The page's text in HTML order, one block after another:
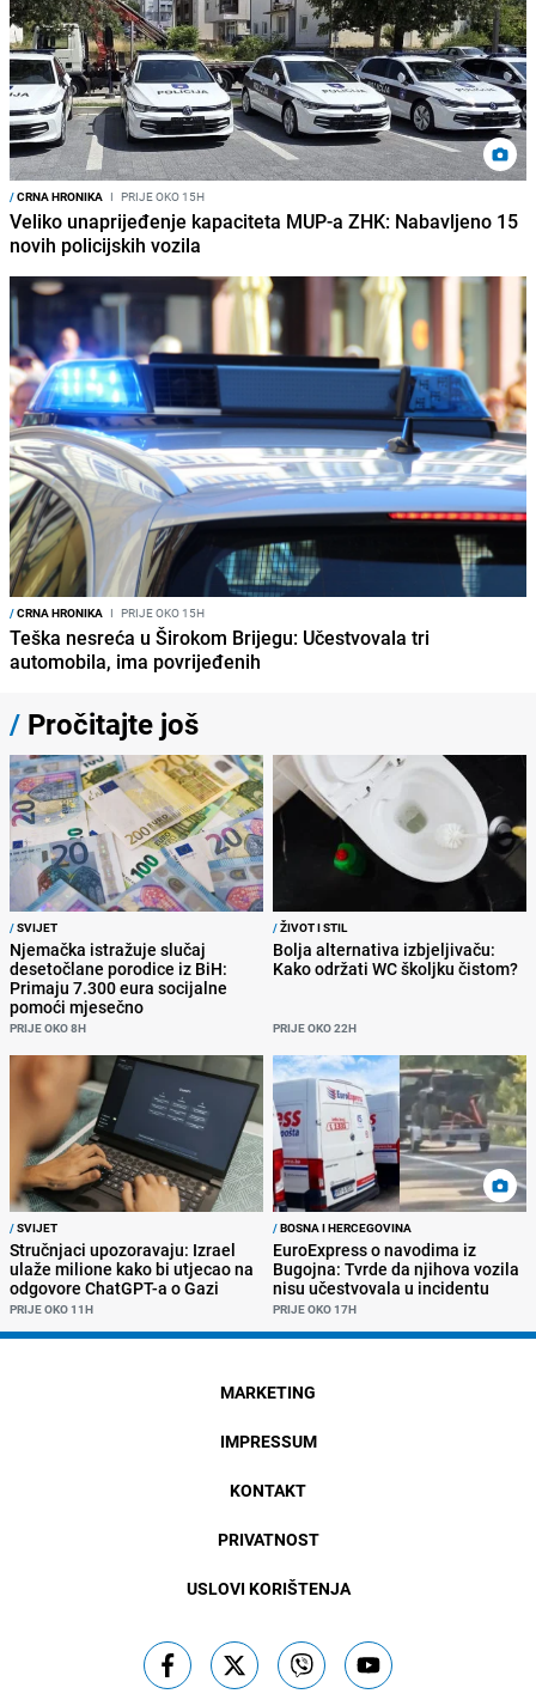
/CRNA HRONIKA I PRIJE OKO 15H
Veliko unaprijeđenje kapaciteta MUP-a ZHK: Nabavljeno 15
novih policijskih vozila
/CRNA HRONIKA I PRIJE OKO 15H
Teška nesreća u Širokom Brijegu: Učestvovala tri
automobila, ima povrijeđenih
/ Pročitajte još
/SVIJET
Njemačka istražuje slučaj
desetočlane porodice iz BiH:
Primaju 7.300 eura socijalne
pomoći mjesečno
PRIJE OKO 8H
/ŽIVOT I STIL
Bolja alternativa izbjeljivaču:
Kako održati WC školjku čistom?
PRIJE OKO 22H
/SVIJET
Stručnjaci upozoravaju: Izrael
ulaže milione kako bi utjecao na
odgovore ChatGPT-a o Gazi
PRIJE OKO 11H
/BOSNA I HERCEGOVINA
EuroExpress o navodima iz
Bugojna: Tvrde da njihova vozila
nisu učestvovala u incidentu
PRIJE OKO 17H
MARKETING
IMPRESSUM
KONTAKT
PRIVATNOST
USLOVI KORIŠTENJA